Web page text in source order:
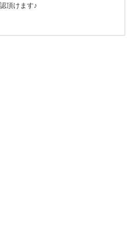
頂けます♪